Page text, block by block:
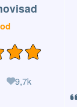
9,7k
Reputazione